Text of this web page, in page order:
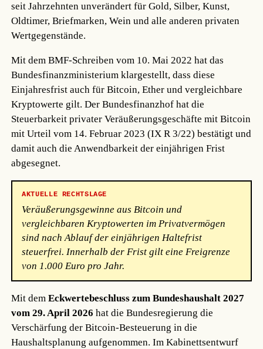
seit Jahrzehnten unverändert für Gold, Silber, Kunst,
Oldtimer, Briefmarken, Wein und alle anderen privaten
Wertgegenstände.
Mit dem BMF-Schreiben vom 10. Mai 2022 hat das
Bundesfinanzministerium klargestellt, dass diese
Einjahresfrist auch für Bitcoin, Ether und vergleichbare
Kryptowerte gilt. Der Bundesfinanzhof hat die
Steuerbarkeit privater Veräußerungsgeschäfte mit Bitcoin
mit Urteil vom 14. Februar 2023 (IX R 3/22) bestätigt und
damit auch die Anwendbarkeit der einjährigen Frist
abgesegnet.
AKTUELLE RECHTSLAGE
Veräußerungsgewinne aus Bitcoin und
vergleichbaren Kryptowerten im Privatvermögen
sind nach Ablauf der einjährigen Haltefrist
steuerfrei. Innerhalb der Frist gilt eine Freigrenze
von 1.000 Euro pro Jahr.
Mit demEckwertebeschluss zum Bundeshaushalt 2027
vom 29. April 2026 hat die Bundesregierung die
Verschärfung der Bitcoin-Besteuerung in die
Haushaltsplanung aufgenommen. Im Kabinettsentwurf